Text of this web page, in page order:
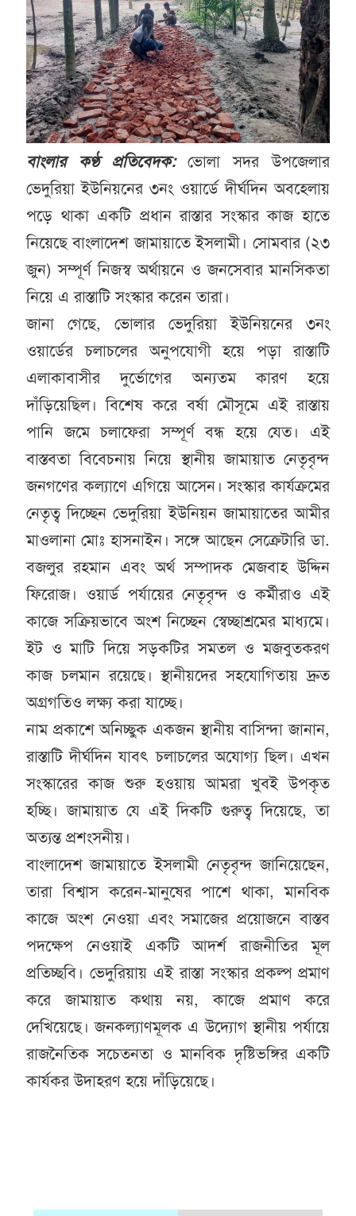
বাংলার কণ্ঠ প্রতিবেদক:ভোলা সদর উপজেলার
ভেদুরিয়া ইউনিয়নের ৩নং ওয়ার্ডে দীর্ঘদিন অবহেলায়
পড়ে থাকা একটি প্রধান রাস্তার সংস্কার কাজ হাতে
নিয়েছে বাংলাদেশ জামায়াতে ইসলামী। সোমবার (২৩
জুন) সম্পূর্ণ নিজস্ব অর্থায়নে ও জনসেবার মানসিকতা
নিয়ে এ রাস্তাটি সংস্কার করেন তারা।
জানা গেছে, ভোলার ভেদুরিয়া ইউনিয়নের ৩নং
ওয়ার্ডের চলাচলের অনুপযোগী হয়ে পড়া রাস্তাটি
এলাকাবাসীর দুর্ভোগের অন্যতম কারণ হয়ে
দাঁড়িয়েছিল। বিশেষ করে বর্ষা মৌসূমে এই রাস্তায়
পানি জমে চলাফেরা সম্পূর্ণ বন্ধ হয়ে যেত। এই
বাস্তবতা বিবেচনায় নিয়ে স্থানীয় জামায়াত নেতৃবৃন্দ
জনগণের কল্যাণে এগিয়ে আসেন। সংস্কার কার্যক্রমের
নেতৃত্ব দিচ্ছেন ভেদুরিয়া ইউনিয়ন জামায়াতের আমীর
মাওলানা মোঃ হাসনাইন। সঙ্গে আছেন সেক্রেটারি ডা.
বজলুর রহমান এবং অর্থ সম্পাদক মেজবাহ উদ্দিন
ফিরোজ। ওয়ার্ড পর্যায়ের নেতৃবৃন্দ ও কর্মীরাও এই
কাজে সক্রিয়ভাবে অংশ নিচ্ছেন স্বেচ্ছাশ্রমের মাধ্যমে।
ইট ও মাটি দিয়ে সড়কটির সমতল ও মজবুতকরণ
কাজ চলমান রয়েছে। স্থানীয়দের সহযোগিতায় দ্রুত
অগ্রগতিও লক্ষ্য করা যাচ্ছে।
নাম প্রকাশে অনিচ্ছুক একজন স্থানীয় বাসিন্দা জানান,
রাস্তাটি দীর্ঘদিন যাবৎ চলাচলের অযোগ্য ছিল। এখন
সংস্কারের কাজ শুরু হওয়ায় আমরা খুবই উপকৃত
হচ্ছি। জামায়াত যে এই দিকটি গুরুত্ব দিয়েছে, তা
অত্যন্ত প্রশংসনীয়।
বাংলাদেশ জামায়াতে ইসলামী নেতৃবৃন্দ জানিয়েছেন,
তারা বিশ্বাস করেন-মানুষের পাশে থাকা, মানবিক
কাজে অংশ নেওয়া এবং সমাজের প্রয়োজনে বাস্তব
পদক্ষেপ নেওয়াই একটি আদর্শ রাজনীতির মূল
প্রতিচ্ছবি। ভেদুরিয়ায় এই রাস্তা সংস্কার প্রকল্প প্রমাণ
করে জামায়াত কথায় নয়, কাজে প্রমাণ করে
দেখিয়েছে। জনকল্যাণমূলক এ উদ্যোগ স্থানীয় পর্যায়ে
রাজনৈতিক সচেতনতা ও মানবিক দৃষ্টিভঙ্গির একটি
কার্যকর উদাহরণ হয়ে দাঁড়িয়েছে।